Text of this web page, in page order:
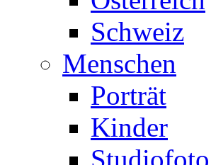
Schweiz
Menschen
Porträt
Kinder